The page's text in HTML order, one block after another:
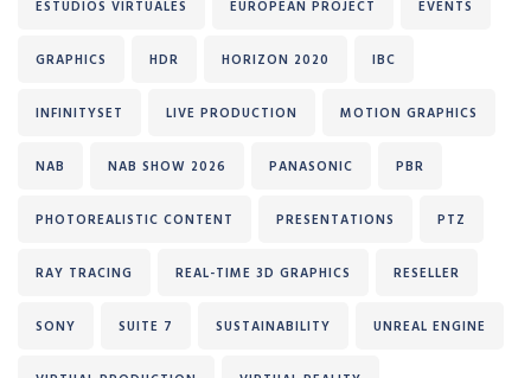
ESTUDIOS VIRTUALES EUROPEAN PROJECT EVENTS
GRAPHICS HDR HORIZON 2020 IBC
INFINITYSET LIVE PRODUCTION MOTION GRAPHICS
NAB NAB SHOW 2026 PANASONIC PBR
PHOTOREALISTIC CONTENT PRESENTATIONS PTZ
RAY TRACING REAL-TIME 3D GRAPHICS RESELLER
SONY SUITE 7 SUSTAINABILITY UNREAL ENGINE